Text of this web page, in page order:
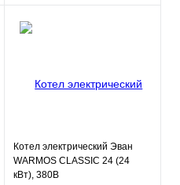
Котел электрический Эван
WARMOS CLASSIC 24 (24
кВт), 380В